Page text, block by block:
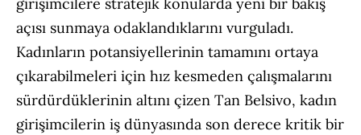
girişimcilere stratejik konularda yeni bir bakış
açısı sunmaya odaklandıklarını vurguladı.
Kadınların potansiyellerinin tamamını ortaya
çıkarabilmeleri için hız kesmeden çalışmalarını
sürdürdüklerinin altını çizen Tan Belsivo, kadın
girişimcilerin iş dünyasında son derece kritik bir